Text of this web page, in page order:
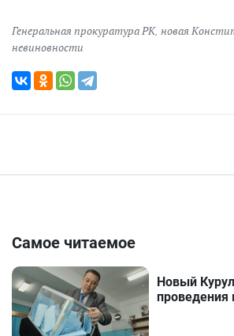
Генеральная прокуратура РК, новая
невиновности
Самое читаемое
Новый
проведения